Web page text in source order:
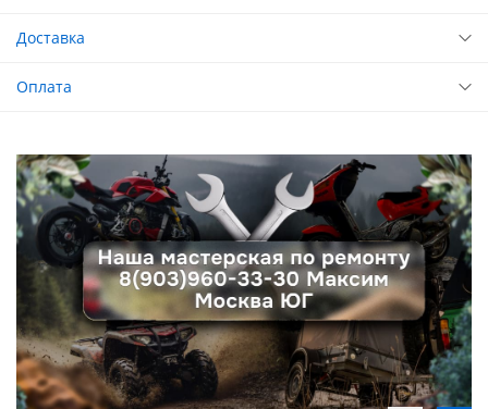
Доставка
Оплата